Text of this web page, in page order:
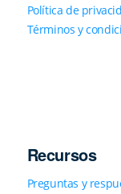
Política de
Términos y
Recursos
Preguntas y